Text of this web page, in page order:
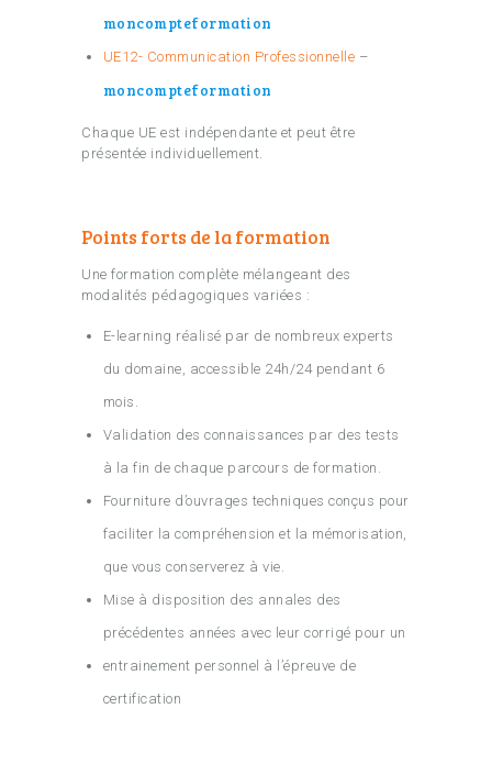
moncompteformation
UE12- Communication Professionnelle –
moncompteformation
Chaque UE est indépendante et peut être
présentée individuellement.
Points forts de la formation
Une formation complète mélangeant des
modalités pédagogiques variées :
E-learning réalisé par de nombreux experts
du domaine, accessible 24h/24 pendant 6
mois.
Validation des connaissances par des tests
à la fin de chaque parcours de formation.
Fourniture d’ouvrages techniques conçus pour
faciliter la compréhension et la mémorisation,
que vous conserverez à vie.
Mise à disposition des annales des
précédentes années avec leur corrigé pour un
entrainement personnel à l’épreuve de
certification